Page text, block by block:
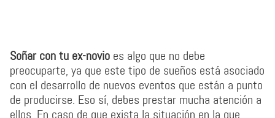
Soñar con tu ex-novio es algo que no debe
preocuparte, ya que este tipo de sueños está asociado
con el desarrollo de nuevos eventos que están a punto
de producirse. Eso sí, debes prestar mucha atención a
ellos. En caso de que exista la situación en la que